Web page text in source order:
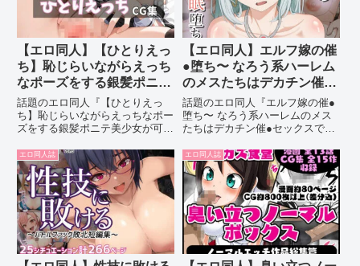
【エロ同人】【ひとりえっ
ち】恥じらいながらえっち
なポーズをする銀髪ポニテ
美少女が可愛すぎる。
【4K画像集】がヌケルと
話題｜内容まとめ
話題のエロ同人『【ひとりえっ
ち】恥じらいながらえっちなポー
ズをする銀髪ポニテ美少女が可愛
介。あらすじ・ジャンル・見どこ
ろをまとめて解説します。
【エロ同人】エルフ嫁の催
●堕ち〜 なろう系ハーレム
のメスたちはデカチン催●
セックスでブサイク堕ちす
るがヌケルと話題｜内容ま
とめ
話題のエロ同人『エルフ嫁の催●
堕ち〜 なろう系ハーレムのメス
たちはデカチン催●セックスでブ
じ・ジャンル・見どころをまとめ
て解説します。
エロ同人誌 エロ同人誌